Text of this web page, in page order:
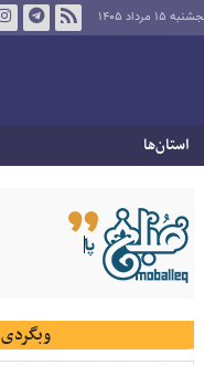
۱۵ مرداد ۱۴۰۵
استان‌ها
وبگردی